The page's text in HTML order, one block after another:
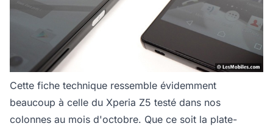
Cette fiche technique ressemble évidemment
beaucoup à celle du Xperia Z5 testé dans nos
colonnes au mois d'octobre. Que ce soit la plate-